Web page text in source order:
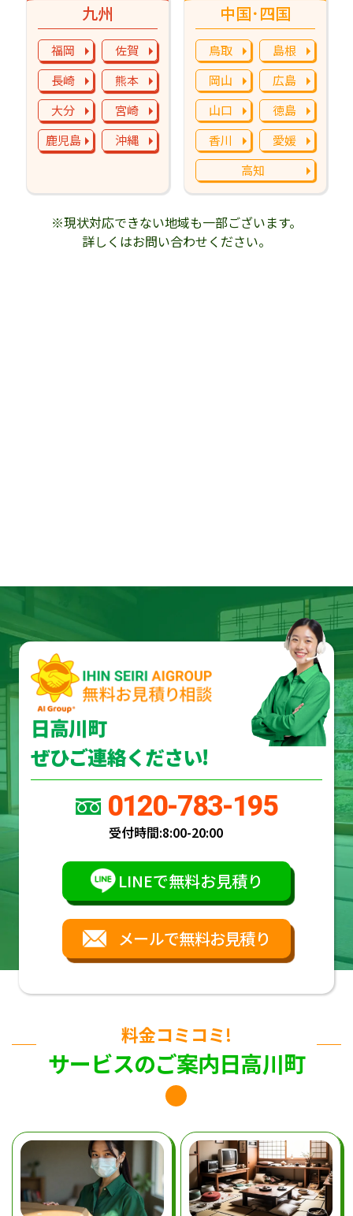
九州
福岡
佐賀
長崎
熊本
大分
宮崎
鹿児島
沖縄
中国･四国
鳥取
島根
岡山
広島
山口
徳島
香川
愛媛
高知
※現状対応できない地域も一部ございます。
詳しくはお問い合わせください。
日高川町
ぜひご連絡ください!
0120-783-195
受付時間:8:00-20:00
LINEで無料お見積り
メールで無料お見積り
料金コミコミ!
サービスのご案内日高川町